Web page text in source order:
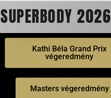
SUPERBODY 2026
Kathi Béla Grand Prix
végeredmény
Masters végeredmény